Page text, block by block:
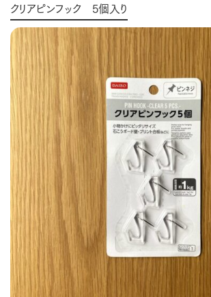
クリアピンフック 5個入り